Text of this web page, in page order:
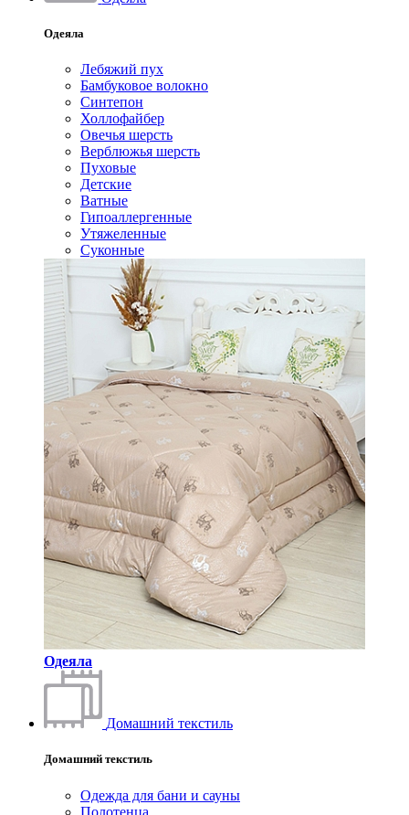
Одеяла
Лебяжий пух
Бамбуковое волокно
Синтепон
Холлофайбер
Овечья шерсть
Верблюжья шерсть
Пуховые
Детские
Ватные
Гипоаллергенные
Утяжеленные
Суконные
Одеяла
Домашний текстиль
Домашний текстиль
Одежда для бани и сауны
Полотенца